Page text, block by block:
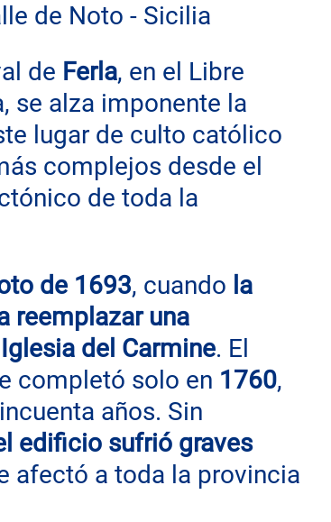
de Noto - Sicilia
de Ferla, en el Libre
se alza imponente la
lugar de culto católico
complejos desde el
de toda la
de 1693, cuando la
reemplazar una
del Carmine. El
completó solo en 1760,
años. Sin
edificio sufrió graves
afectó a toda la provincia